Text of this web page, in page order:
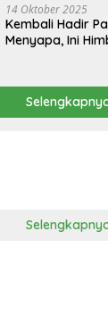
14 Oktober 2025
Kembali Hadir
Menyapa, Ini